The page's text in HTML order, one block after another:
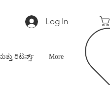
Log In
ರಿಟರ್ನ್ಸ್ More